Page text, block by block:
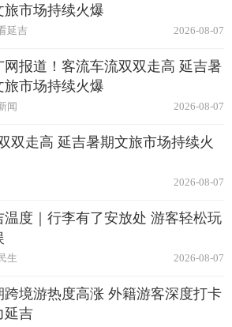
旅市场持续火爆
2026-08-07
延吉
网报道！客流车流双双走高 延吉暑
旅市场持续火爆
2026-08-07
闻
双走高 延吉暑期文旅市场持续火
2026-08-07
温度｜行李有了安放处 游客轻松玩
2026-08-07
生
跨境游热度高涨 外籍游客深度打卡
延吉